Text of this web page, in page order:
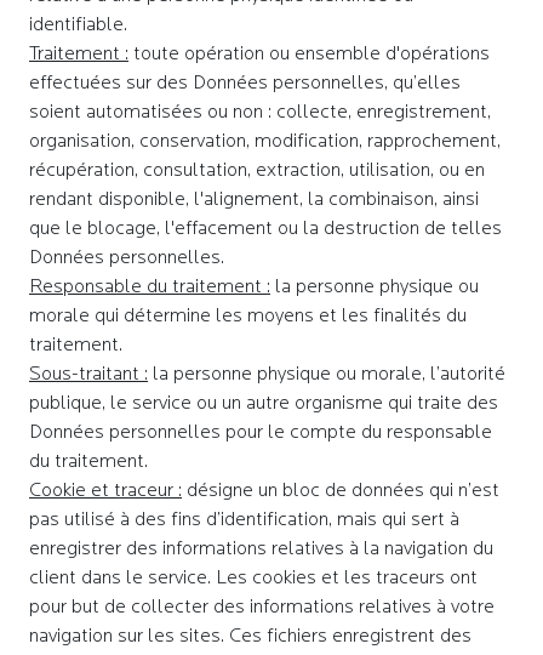
identifiable.
Traitement : toute opération ou ensemble d'opérations
effectuées sur des Données personnelles, qu’elles
soient automatisées ou non : collecte, enregistrement,
organisation, conservation, modification, rapprochement,
récupération, consultation, extraction, utilisation, ou en
rendant disponible, l'alignement, la combinaison, ainsi
que le blocage, l'effacement ou la destruction de telles
Données personnelles.
Responsable du traitement : la personne physique ou
morale qui détermine les moyens et les finalités du
traitement.
Sous-traitant : la personne physique ou morale, l’autorité
publique, le service ou un autre organisme qui traite des
Données personnelles pour le compte du responsable
du traitement.
Cookie et traceur : désigne un bloc de données qui n’est
pas utilisé à des fins d’identification, mais qui sert à
enregistrer des informations relatives à la navigation du
client dans le service. Les cookies et les traceurs ont
pour but de collecter des informations relatives à votre
navigation sur les sites. Ces fichiers enregistrent des